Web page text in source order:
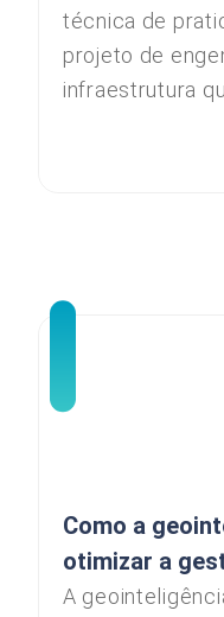
técnica de
projeto de
infraestrutura
Como a
otimizar a
A